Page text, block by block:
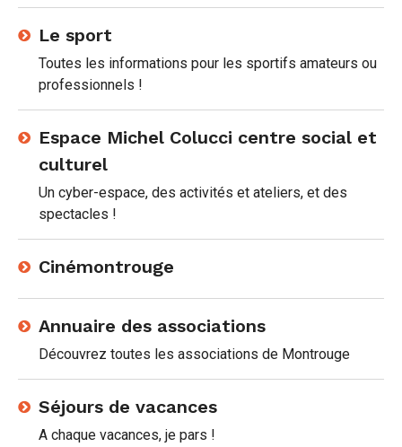
Le sport
Toutes les informations pour les sportifs amateurs ou
professionnels !
Espace Michel Colucci centre social et
culturel
Un cyber-espace, des activités et ateliers, et des
spectacles !
Cinémontrouge
Annuaire des associations
Découvrez toutes les associations de Montrouge
Séjours de vacances
A chaque vacances, je pars !